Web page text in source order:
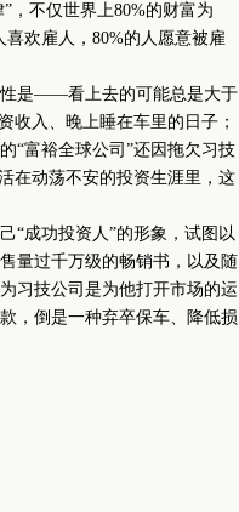
不仅世界上80%的财富为
喜欢雇人，80%的人愿意被雇
是——看上去的可能总是大于
收入、晚上睡在车里的日子；
“富裕全球公司”还因拖欠习技
在动荡不安的投资生涯里，这
成功投资人”的形象，试图以
量过千万级的畅销书，以及随
习技公司是为他打开市场的运
，倒是一种弃卒保车、降低损